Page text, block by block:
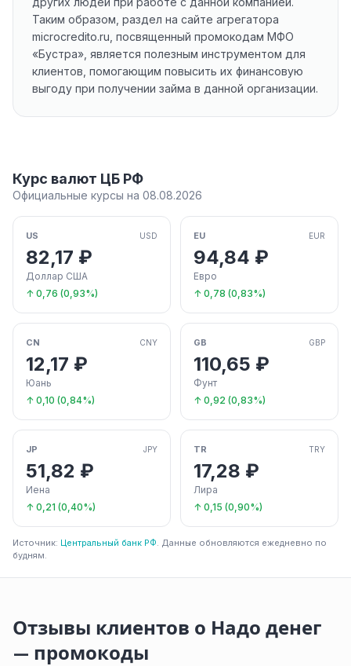
Таким образом, раздел на сайте агрегатора
microcredito.ru, посвященный промокодам МФО
«Бустра», является полезным инструментом для
клиентов, помогающим повысить их финансовую
выгоду при получении займа в данной организации.
Курс валют ЦБ РФ
Официальные курсы на 08.08.2026
US USD
82,17 ₽
Доллар США
↑ 0,76 (0,93%)
EU EUR
94,84 ₽
Евро
↑ 0,78 (0,83%)
CN CNY
12,17 ₽
Юань
↑ 0,10 (0,84%)
GB GBP
110,65 ₽
Фунт
↑ 0,92 (0,83%)
JP JPY
51,82 ₽
Иена
↑ 0,21 (0,40%)
TR TRY
17,28 ₽
Лира
↑ 0,15 (0,90%)
Источник: Центральный банк РФ. Данные обновляются ежедневно по
будням.
Отзывы клиентов о Надо денег
— промокоды